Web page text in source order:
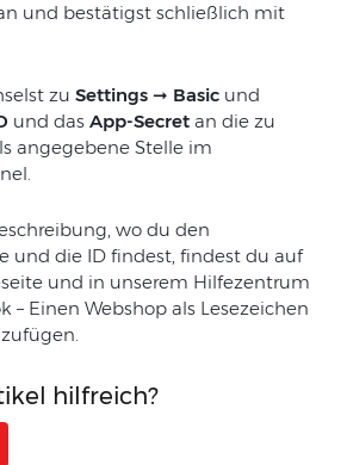
und bestätigst schließlich mit
zu Settings ➞ Basic und
und das App-Secret an die zu
angegebene Stelle im
wo du den
und die ID findest, findest du auf
und in unserem Hilfezentrum
– Einen Webshop als Lesezeichen
hilfreich?